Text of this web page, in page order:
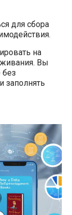
для сбора
на
Вы
без
заполнять